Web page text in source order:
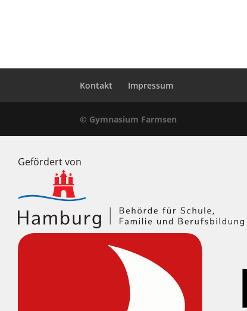
Kontakt Impressum
© Gymnasium Farmsen
Gefördert von